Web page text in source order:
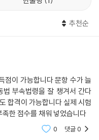
추천순
점이 가능합니다 문항 수가 늘
법 부속법령을 잘 챙겨서 간다
합격이 가능합니다 실제 시험
한 점수를 채워 넣었습니다
0 댓글0